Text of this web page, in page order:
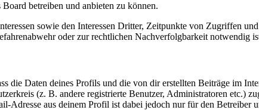
betreiben und anbieten zu können.
sowie den Interessen Dritter, Zeitpunkte von Zugriffen
oder zur rechtlichen Nachverfolgbarkeit notwendig
die Daten deines Profils und die von dir erstellten Beiträge im
(z. B. andere registrierte Benutzer, Administratoren etc.)
Adresse aus deinem Profil ist dabei jedoch nur für den Betreiber